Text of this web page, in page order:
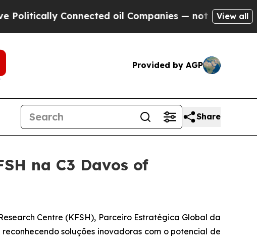
Connected oil Companies — not Taxpayers —
View all
Provided by AGP
Share
na C3 Davos of
Centre (KFSH), Parceiro Estratégica Global da
soluções inovadoras com o potencial de